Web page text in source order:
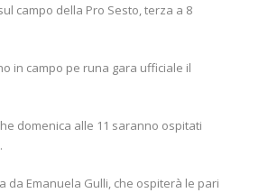
campo della Pro Sesto, terza a 8
in campo pe runa gara ufficiale il
domenica alle 11 saranno ospitati
da Emanuela Gulli, che ospiterà le pari